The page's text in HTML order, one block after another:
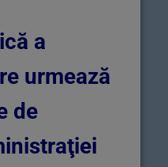
a
urmează
de